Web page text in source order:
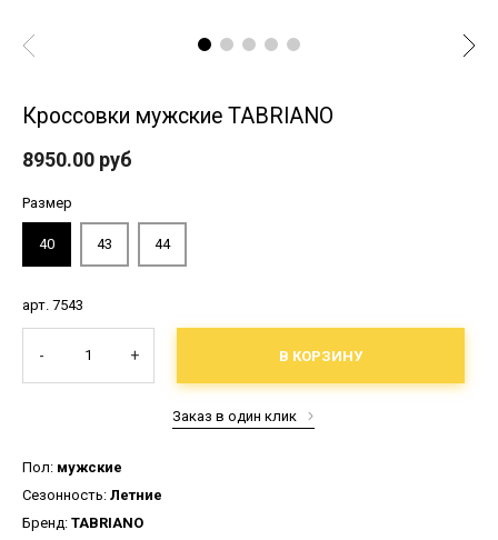
Кроссовки мужские TABRIANO
8950.00 руб
Размер
40 43 44
арт. 7543
- + В КОРЗИНУ
Заказ в один клик
Пол: мужские
Сезонность: Летние
Бренд: TABRIANO